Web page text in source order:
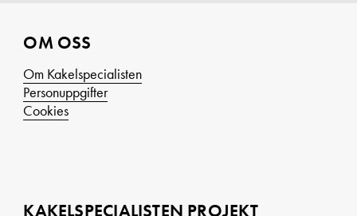
OM OSS
Om Kakelspecialisten
Personuppgifter
Cookies
KAKELSPECIALISTEN PROJEKT